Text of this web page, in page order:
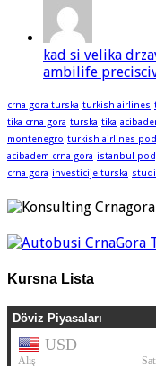
kad si velika
ambilife
crna gora turska turkish airlines
tika crna gora turska tika
montenegro turkish airlines
acibadem crna gora istanbul
crna gora investicije turska
Kursna Lista